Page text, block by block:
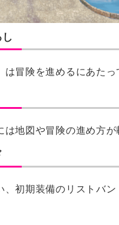
は冒険を進めるにあたっ
は地図や冒険の進め方
、初期装備のリストバ